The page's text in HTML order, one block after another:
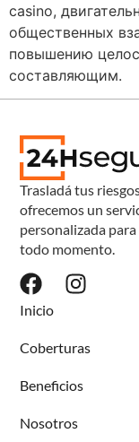
casino,
общественных
повышению
составляющим.
Trasladá tus
ofrecemos un
personalizada
todo momento.
Inicio
Coberturas
Beneficios
Nosotros